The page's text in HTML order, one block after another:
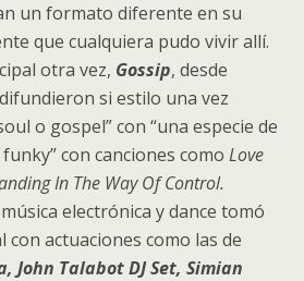
un formato diferente en su
que cualquiera pudo vivir allí.
otra vez, Gossip, desde
si estilo una vez
o gospel” con “una especie de
con canciones como Love
In The Way Of Control.
electrónica y dance tomó
actuaciones como las de
John Talabot DJ Set, Simian